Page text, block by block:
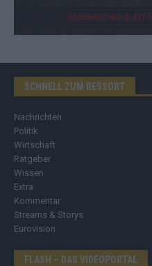
SCHNELL ZUM RESSORT
Nachrichten
Politik
Wirtschaft
Ratgeber
Wissen
Extra
Kommentar
Streams & Storys
Eurovision
FLASH – DAS VIDEOPORTAL